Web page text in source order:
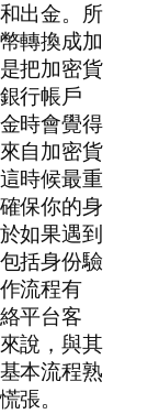
出金。所
轉換成加
把加密貨
行帳戶
時會覺得
自加密貨
時候最重
保你的身
如果遇到
括身份驗
流程有
平台客
說，與其
本流程熟
張。